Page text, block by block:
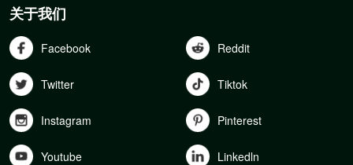
关于我们
Facebook Reddit
Twitter Tiktok
Instagram Pinterest
Youtube Linkedln